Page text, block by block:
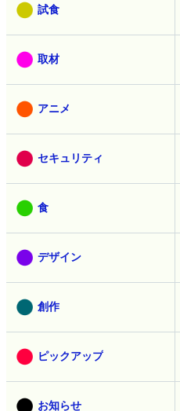
試食
取材
アニメ
セキュリティ
食
デザイン
創作
ピックアップ
お知らせ